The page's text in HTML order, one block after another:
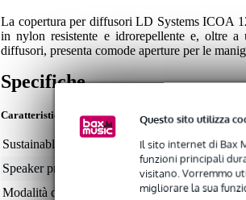
Questo sito utilizza
Il sito internet di Bax
funzioni principali
visitano. Vorremmo
migliorare la sua
La copertura per diffusori LD Systems ICOA
in nylon resistente e idrorepellente e, oltre
diffusori, presenta comode aperture per le
Specifiche
Caratteristiche
Sustainable product
not
Speaker protection type
12 inch
Modalità di trasporto
maniglia